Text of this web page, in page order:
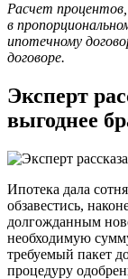
Расчет
в
ипотечному
договоре.
Эксперт
выгоднее
Ипотека дала
обзавестись,
долгожданным
необходимую
требуемый пакет
процедуру